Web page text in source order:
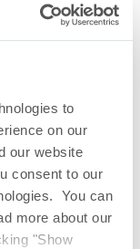
to
on our
our website
consent to our
You can
more about our
"Show
Doku Protec®
Filter